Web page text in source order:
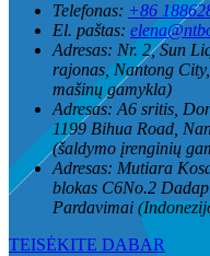
Telefonas: +86
El. paštas:
Adresas: Nr. 2, Sun
rajonas, Nantong
mašinų gamykla)
Adresas: A6 sritis,
1199 Bihua Road,
(šaldymo įrenginių
Adresas: Mutiara
blokas C6No.2
Pardavimai
TEISĖKITE DABAR